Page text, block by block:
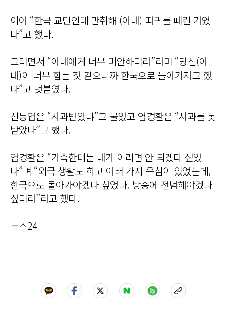
이어 “한국 교민인데 만취해 (아내) 따귀를 때린 거였
다”고 했다.
그러면서 “아내에게 너무 미안하더라”라며 “당신(아
내)이 너무 힘든 것 같으니까 한국으로 돌아가자고 했
다”고 덧붙였다.
신동엽은 “사과받았냐”고 물었고 염경환은 “사과를 못
받았다”고 했다.
염경환은 “가족한테는 내가 이러면 안 되겠다 싶었
다”며 “외국 생활도 하고 여러 가지 욕심이 있었는데,
한국으로 돌아가야겠다 싶었다. 방송에 전념해야겠다
싶더라”라고 했다.
뉴스24